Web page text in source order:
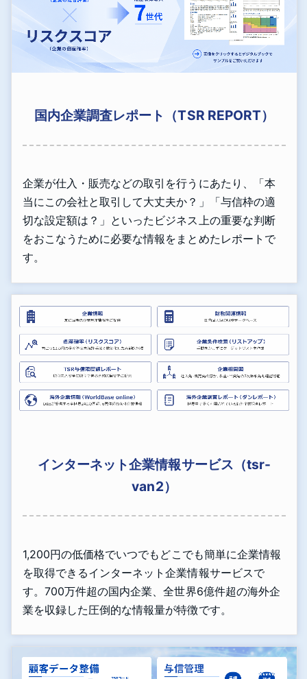
国内企業調査レポート（TSR REPORT）
企業が仕入・販売などの取引を行うにあたり、「本
当にこの会社と取引して大丈夫か？」「与信枠の適
切な設定額は？」といったビジネス上の重要な判断
をおこなうために必要な情報をまとめたレポートで
す。
インターネット企業情報サービス（tsr-
van2）
1,200円の低価格でいつでもどこでも簡単に企業情報
を取得できるインターネット企業情報サービスで
す。700万件超の国内企業、全世界6億件超の海外企
業を収録した圧倒的な情報量が特徴です。